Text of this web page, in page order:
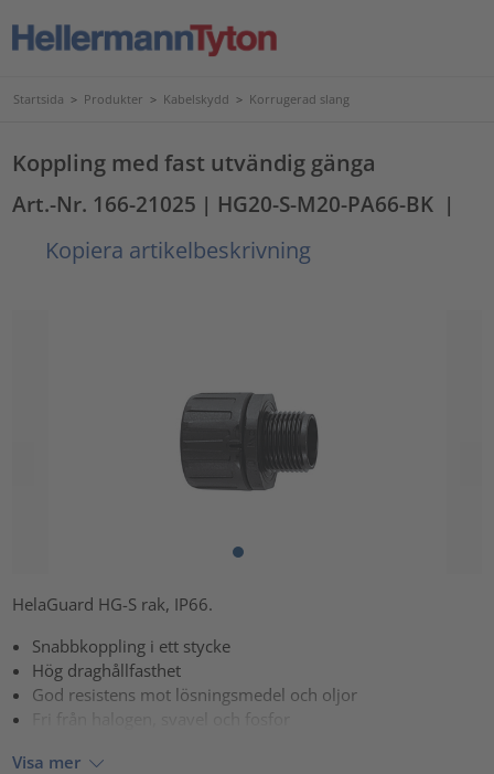
Startsida > Produkter > Kabelskydd > Korrugerad slang
Koppling med fast utvändig gänga
Art.-Nr. 166-21025 | HG20-S-M20-PA66-BK |
Kopiera artikelbeskrivning
HelaGuard HG-S rak, IP66.
Snabbkoppling i ett stycke
Hög draghållfasthet
God resistens mot lösningsmedel och oljor
Fri från halogen, svavel och fosfor
Visa mer